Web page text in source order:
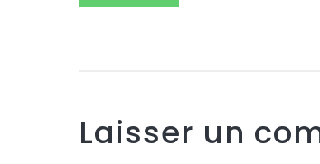
Laisser un